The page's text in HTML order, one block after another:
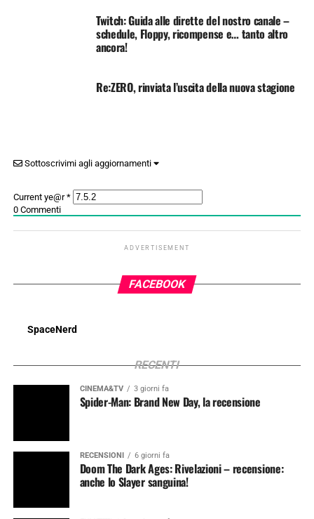
Twitch: Guida alle dirette del nostro canale –
schedule, Floppy, ricompense e… tanto altro
ancora!
Re:ZERO, rinviata l’uscita della nuova stagione
Sottoscrivimi agli aggiornamenti
Current ye@r*
0Commenti
ADVERTISEMENT
FACEBOOK
SpaceNerd
RECENTI
CINEMA&TV 3 giorni fa
Spider-Man: Brand New Day, la recensione
RECENSIONI 6 giorni fa
Doom The Dark Ages: Rivelazioni – recensione:
anche lo Slayer sanguina!